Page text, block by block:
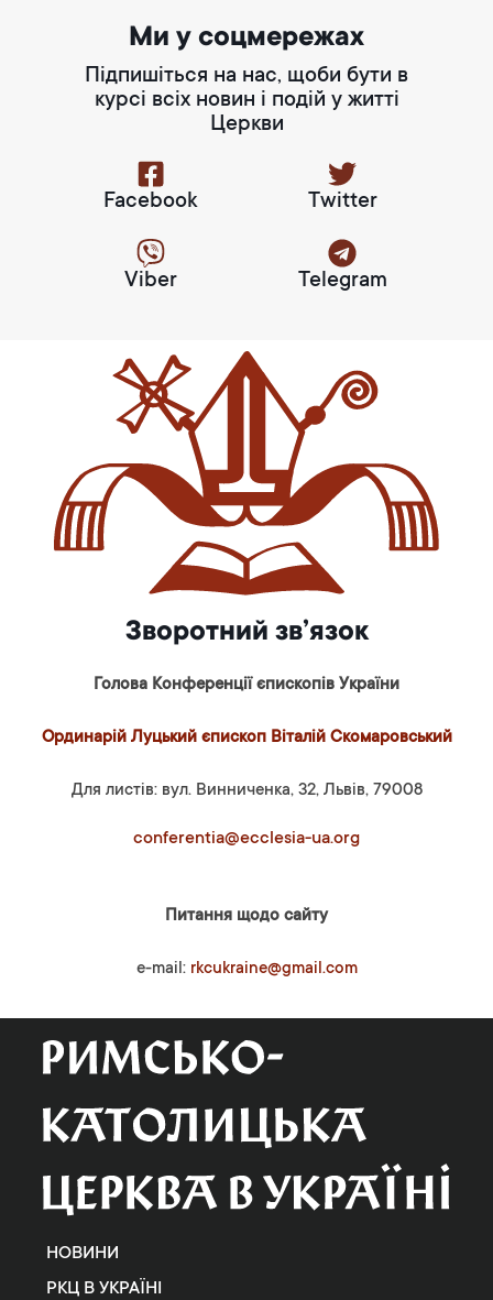
Ми у соцмережах
Підпишіться на нас, щоби бути в
курсі всіх новин і подій у житті
Церкви
Facebook Twitter
Viber Telegram
Зворотний зв’язок
Голова Конференції єпископів України
Ординарій Луцький єпископ Віталій Скомаровський
Для листів: вул. Винниченка, 32, Львів, 79008
conferentia@ecclesia-ua.org
Питання щодо сайту
e-mail: rkcukraine@gmail.com
НОВИНИ
РКЦ В УКРАЇНІ